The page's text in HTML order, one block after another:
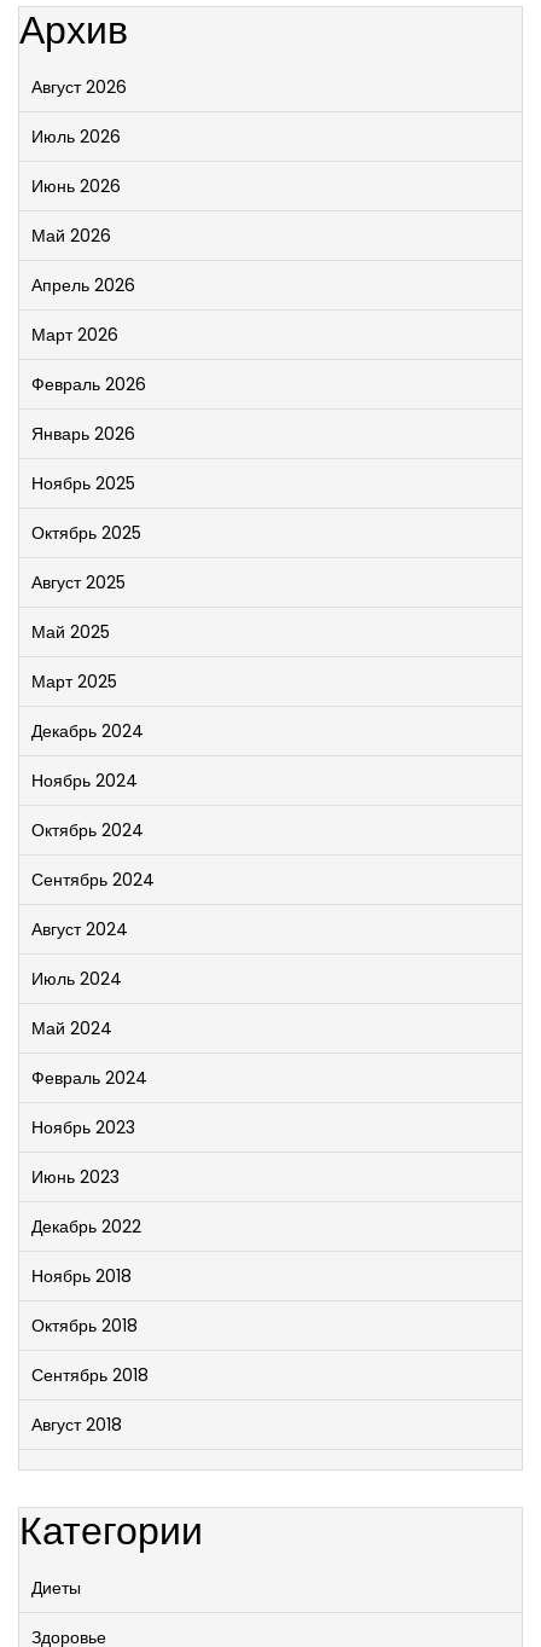
Архив
Август 2026
Июль 2026
Июнь 2026
Май 2026
Апрель 2026
Март 2026
Февраль 2026
Январь 2026
Ноябрь 2025
Октябрь 2025
Август 2025
Май 2025
Март 2025
Декабрь 2024
Ноябрь 2024
Октябрь 2024
Сентябрь 2024
Август 2024
Июль 2024
Май 2024
Февраль 2024
Ноябрь 2023
Июнь 2023
Декабрь 2022
Ноябрь 2018
Октябрь 2018
Сентябрь 2018
Август 2018
Категории
Диеты
Здоровье